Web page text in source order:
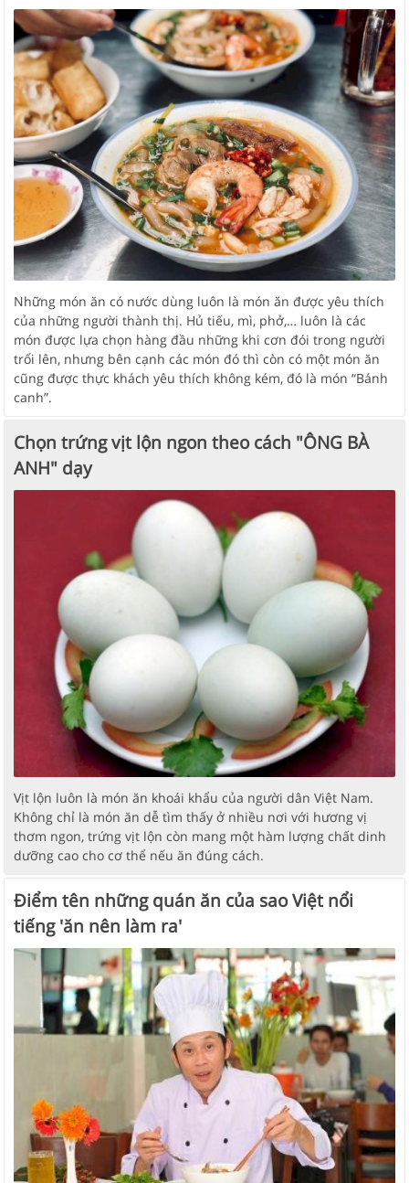
Những món ăn có nước dùng luôn là món ăn được yêu thích
của những người thành thị. Hủ tiếu, mì, phở,… luôn là các
món được lựa chọn hàng đầu những khi cơn đói trong người
trổi lên, nhưng bên cạnh các món đó thì còn có một món ăn
cũng được thực khách yêu thích không kém, đó là món “Bánh
canh”.
Chọn trứng vịt lộn ngon theo cách "ÔNG BÀ
ANH" dạy
Vịt lộn luôn là món ăn khoái khẩu của người dân Việt Nam.
Không chỉ là món ăn dễ tìm thấy ở nhiều nơi với hương vị
thơm ngon, trứng vịt lộn còn mang một hàm lượng chất dinh
dưỡng cao cho cơ thể nếu ăn đúng cách.
Điểm tên những quán ăn của sao Việt nổi
tiếng 'ăn nên làm ra'